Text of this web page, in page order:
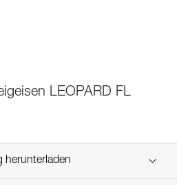
LEOPARD FL
herunterladen